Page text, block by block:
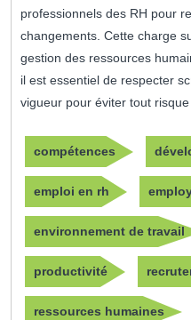
professionnels des RH pour
changements. Cette charge
gestion des ressources
il est essentiel de respecter
vigueur pour éviter tout
compétences
emploi en rh
environnement de travail
productivité
ressources humaines